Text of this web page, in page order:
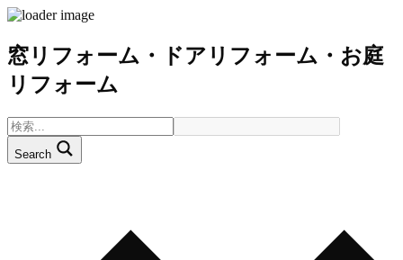
窓リフォーム・ドアリフォーム・お庭
リフォーム
Search